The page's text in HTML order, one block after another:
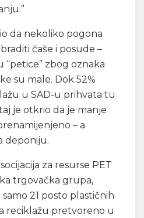
da nekoliko pogona
čaše i posude –
“petice” zbog oznaka
su male. Dok 52%
u SAD-u prihvata tu
je otkrio da je manje
– a
deponiju.
za resurse PET
trgovačka grupa,
samo 21 posto plastičnih
reciklažu pretvoreno u